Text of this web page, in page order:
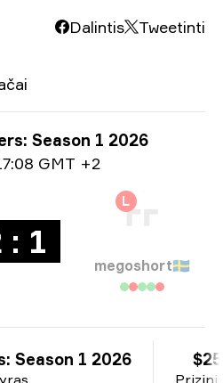
Dalintis Tweetinti
Season 1 2026
GMT +2
: 1
L
megoshort🇸🇪
Season 1 2026